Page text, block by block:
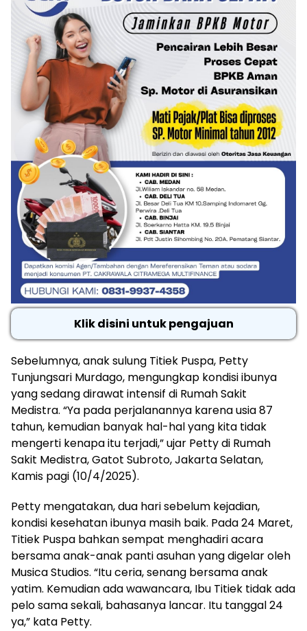
Klik disini untuk pengajuan
Sebelumnya, anak sulung Titiek Puspa, Petty
Tunjungsari Murdago, mengungkap kondisi ibunya
yang sedang dirawat intensif di Rumah Sakit
Medistra. “Ya pada perjalanannya karena usia 87
tahun, kemudian banyak hal-hal yang kita tidak
mengerti kenapa itu terjadi,” ujar Petty di Rumah
Sakit Medistra, Gatot Subroto, Jakarta Selatan,
Kamis pagi (10/4/2025).
Petty mengatakan, dua hari sebelum kejadian,
kondisi kesehatan ibunya masih baik. Pada 24 Maret,
Titiek Puspa bahkan sempat menghadiri acara
bersama anak-anak panti asuhan yang digelar oleh
Musica Studios. “Itu ceria, senang bersama anak
yatim. Kemudian ada wawancara, Ibu Titiek tidak ada
pelo sama sekali, bahasanya lancar. Itu tanggal 24
ya,” kata Petty.